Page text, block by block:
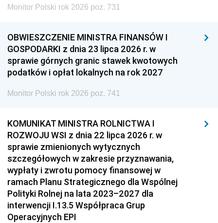
Monitor Polski rok 2026 poz. 731
OBWIESZCZENIE MINISTRA FINANSÓW I
GOSPODARKI z dnia 23 lipca 2026 r. w
sprawie górnych granic stawek kwotowych
podatków i opłat lokalnych na rok 2027
Monitor Polski rok 2026 poz. 741
KOMUNIKAT MINISTRA ROLNICTWA I
ROZWOJU WSI z dnia 22 lipca 2026 r. w
sprawie zmienionych wytycznych
szczegółowych w zakresie przyznawania,
wypłaty i zwrotu pomocy finansowej w
ramach Planu Strategicznego dla Wspólnej
Polityki Rolnej na lata 2023–2027 dla
interwencji I.13.5 Współpraca Grup
Operacyjnych EPI